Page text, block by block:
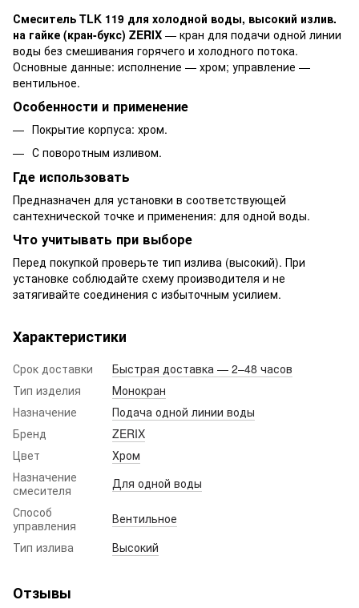
Смеситель TLK 119 для холодной воды, высокий излив.
на гайке (кран-букс) ZERIX — кран для подачи одной линии
воды без смешивания горячего и холодного потока.
Основные данные: исполнение — хром; управление —
вентильное.
Особенности и применение
Покрытие корпуса: хром.
С поворотным изливом.
Где использовать
Предназначен для установки в соответствующей
сантехнической точке и применения: для одной воды.
Что учитывать при выборе
Перед покупкой проверьте тип излива (высокий). При
установке соблюдайте схему производителя и не
затягивайте соединения с избыточным усилием.
Характеристики
Срок доставки
Быстрая доставка — 2–48 часов
Тип изделия
Монокран
Назначение
Подача одной линии воды
Бренд
ZERIX
Цвет
Хром
Назначение
смесителя
Для одной воды
Способ
управления
Вентильное
Тип излива
Высокий
Отзывы